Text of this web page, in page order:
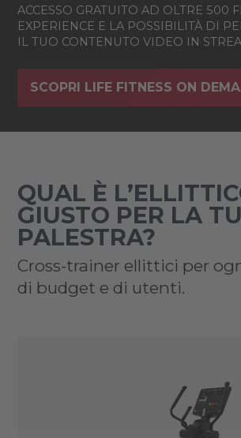
ACCESSO GRATUITO AD OLTRE 500
EXPERIENCE E LA POSSIBILITÀ DI
IL TUO CONTENUTO VIDEO IN
SCOPRI LIFE FITNESS ON
QUAL È
GIUSTO PER LA
PALESTRA?
Cross-trainer ellittici per
di budget e di utenti.